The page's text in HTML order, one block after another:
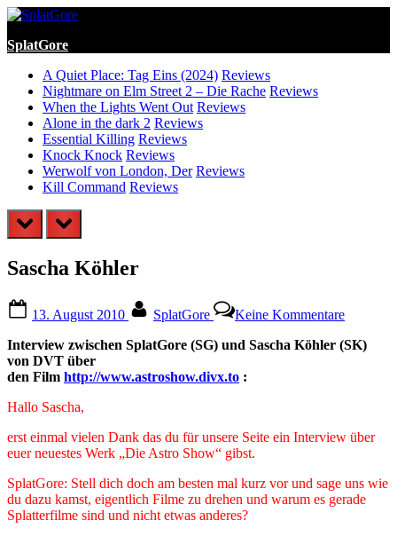
Skip
content
SplatGore
A Quiet Place: Tag Eins (2024) Reviews
Nightmare on Elm Street 2 – Die Rache Reviews
When the Lights Went Out Reviews
Alone in the dark 2 Reviews
Essential Killing Reviews
Knock Knock Reviews
Werwolf von London, Der Reviews
Kill Command Reviews
prev next
Sascha Köhler
on
13. August 2010 SplatGore Keine KommentareSascha
Köhler
Interview zwischen SplatGore (SG) und Sascha Köhler (SK)
von DVT über
den Film http://www.astroshow.divx.to :
Hallo Sascha,
erst einmal vielen Dank das du für unsere Seite ein Interview über
euer neuestes Werk „Die Astro Show“ gibst.
SplatGore: Stell dich doch am besten mal kurz vor und sage uns wie
du dazu kamst, eigentlich Filme zu drehen und warum es gerade
Splatterfilme sind und nicht etwas anderes?